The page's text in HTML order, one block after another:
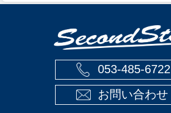
053-485-6722
お問い合わせ